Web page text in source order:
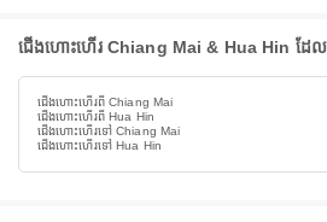
ជើងហោះហើរ Chiang Mai & Hua Hin ដែល
ជើងហោះហើរពី Chiang Mai
ជើងហោះហើរពី Hua Hin
ជើងហោះហើរទៅ Chiang Mai
ជើងហោះហើរទៅ Hua Hin